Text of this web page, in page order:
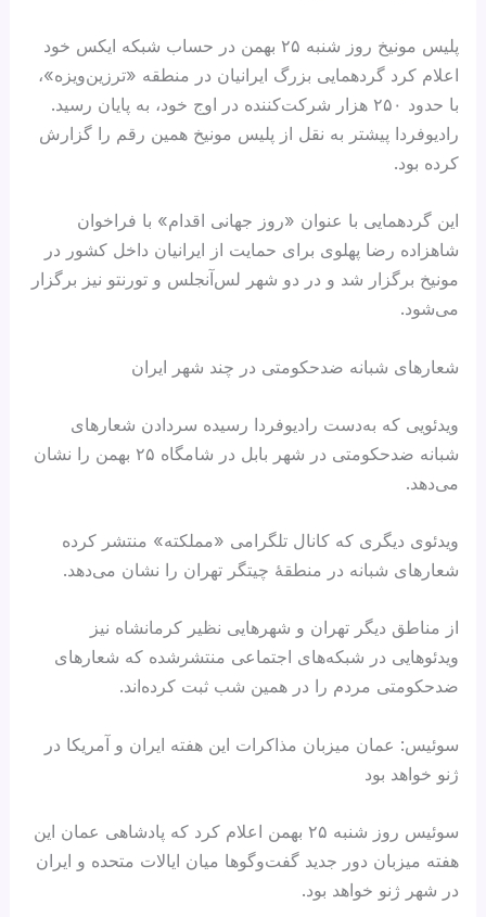
پلیس مونیخ روز شنبه ۲۵ بهمن در حساب شبکه ایکس خود
اعلام کرد گردهمایی بزرگ ایرانیان در منطقه «ترزین‌ویزه»،
با حدود ۲۵۰ هزار شرکت‌کننده در اوج خود، به پایان رسید.
رادیوفردا پیشتر به نقل از پلیس مونیخ همین رقم را گزارش
کرده بود.
این گردهمایی با عنوان «روز جهانی اقدام» با فراخوان
شاهزاده رضا پهلوی برای حمایت از ایرانیان داخل کشور در
مونیخ برگزار شد و در دو شهر لس‌آنجلس و تورنتو نیز برگزار
می‌شود.
شعارهای شبانه ضدحکومتی در چند شهر ایران
ویدئویی که به‌دست رادیوفردا رسیده سردادن شعارهای
شبانه ضدحکومتی در شهر بابل در شامگاه ۲۵ بهمن را نشان
می‌دهد.
ویدئوی دیگری که کانال تلگرامی «مملکته» منتشر کرده
شعارهای شبانه در منطقۀ چیتگر تهران را نشان می‌دهد.
از مناطق دیگر تهران و شهرهایی نظیر کرمانشاه نیز
ویدئوهایی در شبکه‌های اجتماعی منتشرشده که شعارهای
ضدحکومتی مردم را در همین شب ثبت کرده‌اند.
سوئیس: عمان میزبان مذاکرات این هفته ایران و آمریکا در
ژنو خواهد بود
سوئیس روز شنبه ۲۵ بهمن اعلام کرد که پادشاهی عمان این
هفته میزبان دور جدید گفت‌وگوها میان ایالات متحده و ایران
در شهر ژنو خواهد بود.